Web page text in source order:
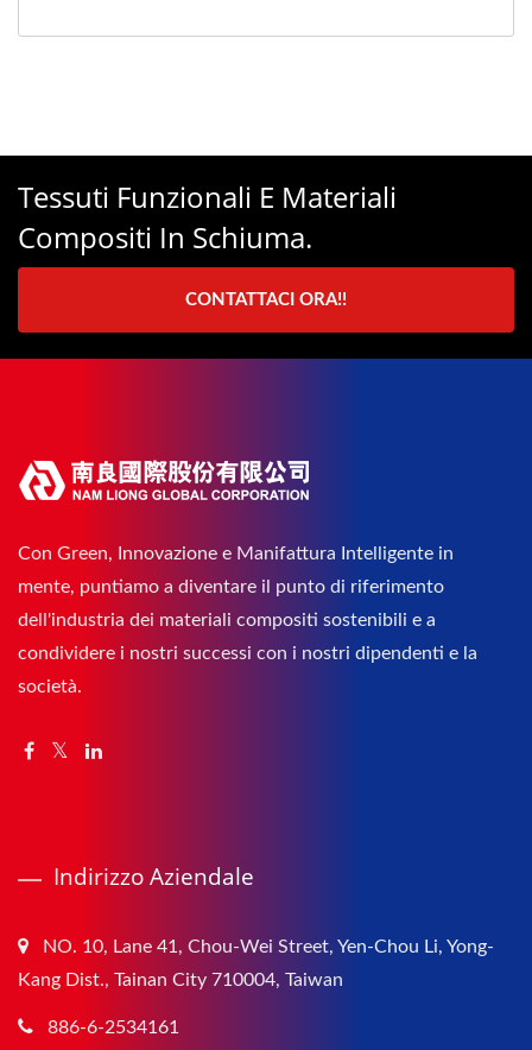
Tessuti Funzionali E Materiali
Compositi In Schiuma.
CONTATTACI ORA!!
Con Green, Innovazione e Manifattura Intelligente in
mente, puntiamo a diventare il punto di riferimento
dell'industria dei materiali compositi sostenibili e a
condividere i nostri successi con i nostri dipendenti e la
società.
Indirizzo Aziendale
NO. 10, Lane 41, Chou-Wei Street, Yen-Chou Li, Yong-
Kang Dist., Tainan City 710004, Taiwan
886-6-2534161